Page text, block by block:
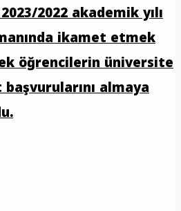
2022 akademik yılı
ikamet etmek
öğrencilerin üniversite
almaya